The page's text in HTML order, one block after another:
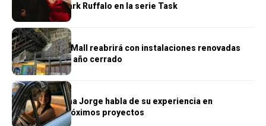
HBO junto a Mark Ruffalo en la serie Task
CINE
Cine de Ágora Mall reabrirá con instalaciones renovadas
tras más de un año cerrado
CINE
La actriz Lorena Jorge habla de su experiencia en
Hollywood y próximos proyectos